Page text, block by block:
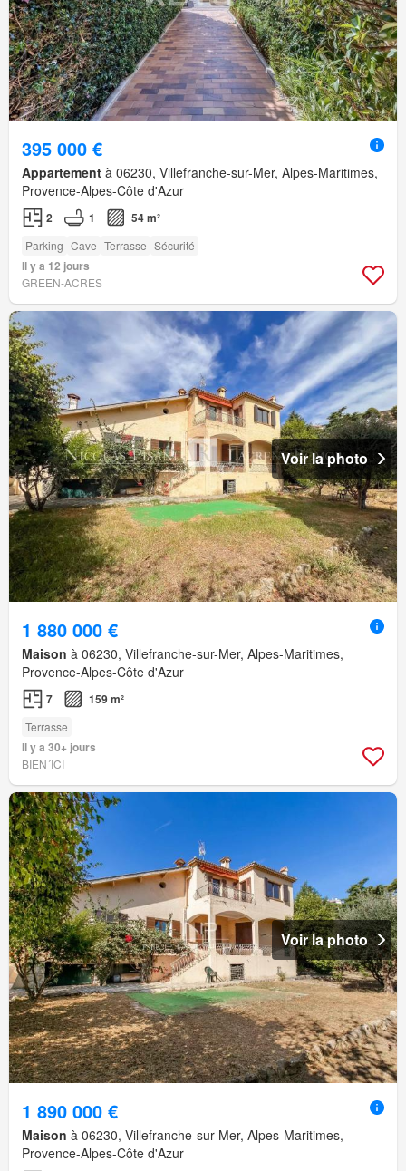
395 000 €
Appartement à 06230, Villefranche-sur-Mer, Alpes-Maritimes,
Provence-Alpes-Côte d'Azur
2 1 54 m²
Parking Cave Terrasse Sécurité
Il y a 12 jours
GREEN-ACRES
Voir la photo
1 880 000 €
Maison à 06230, Villefranche-sur-Mer, Alpes-Maritimes,
Provence-Alpes-Côte d'Azur
7 159 m²
Terrasse
Il y a 30+ jours
BIEN´ICI
Voir la photo
1 890 000 €
Maison à 06230, Villefranche-sur-Mer, Alpes-Maritimes,
Provence-Alpes-Côte d'Azur